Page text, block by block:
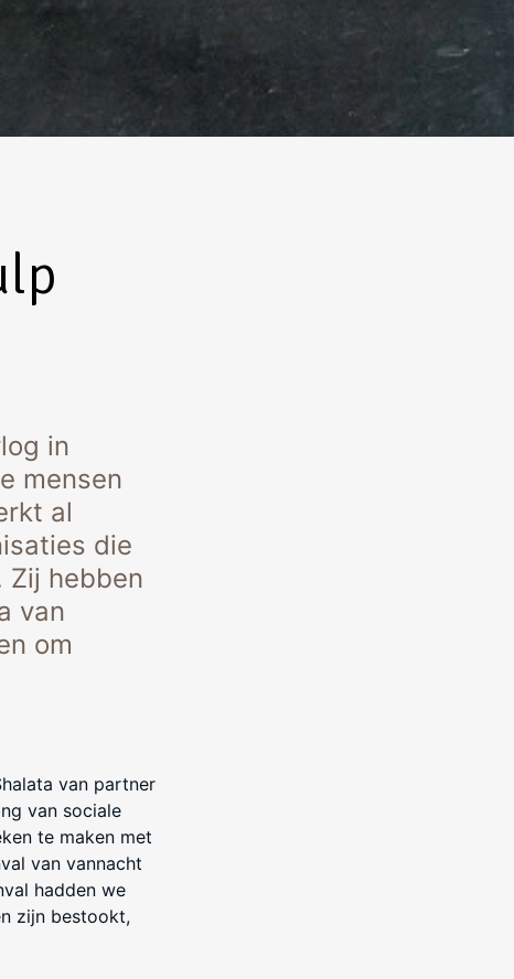
in
mensen
al
die
Zij hebben
van
om
van partner
van sociale
te maken met
van vannacht
hadden we
zijn bestookt,